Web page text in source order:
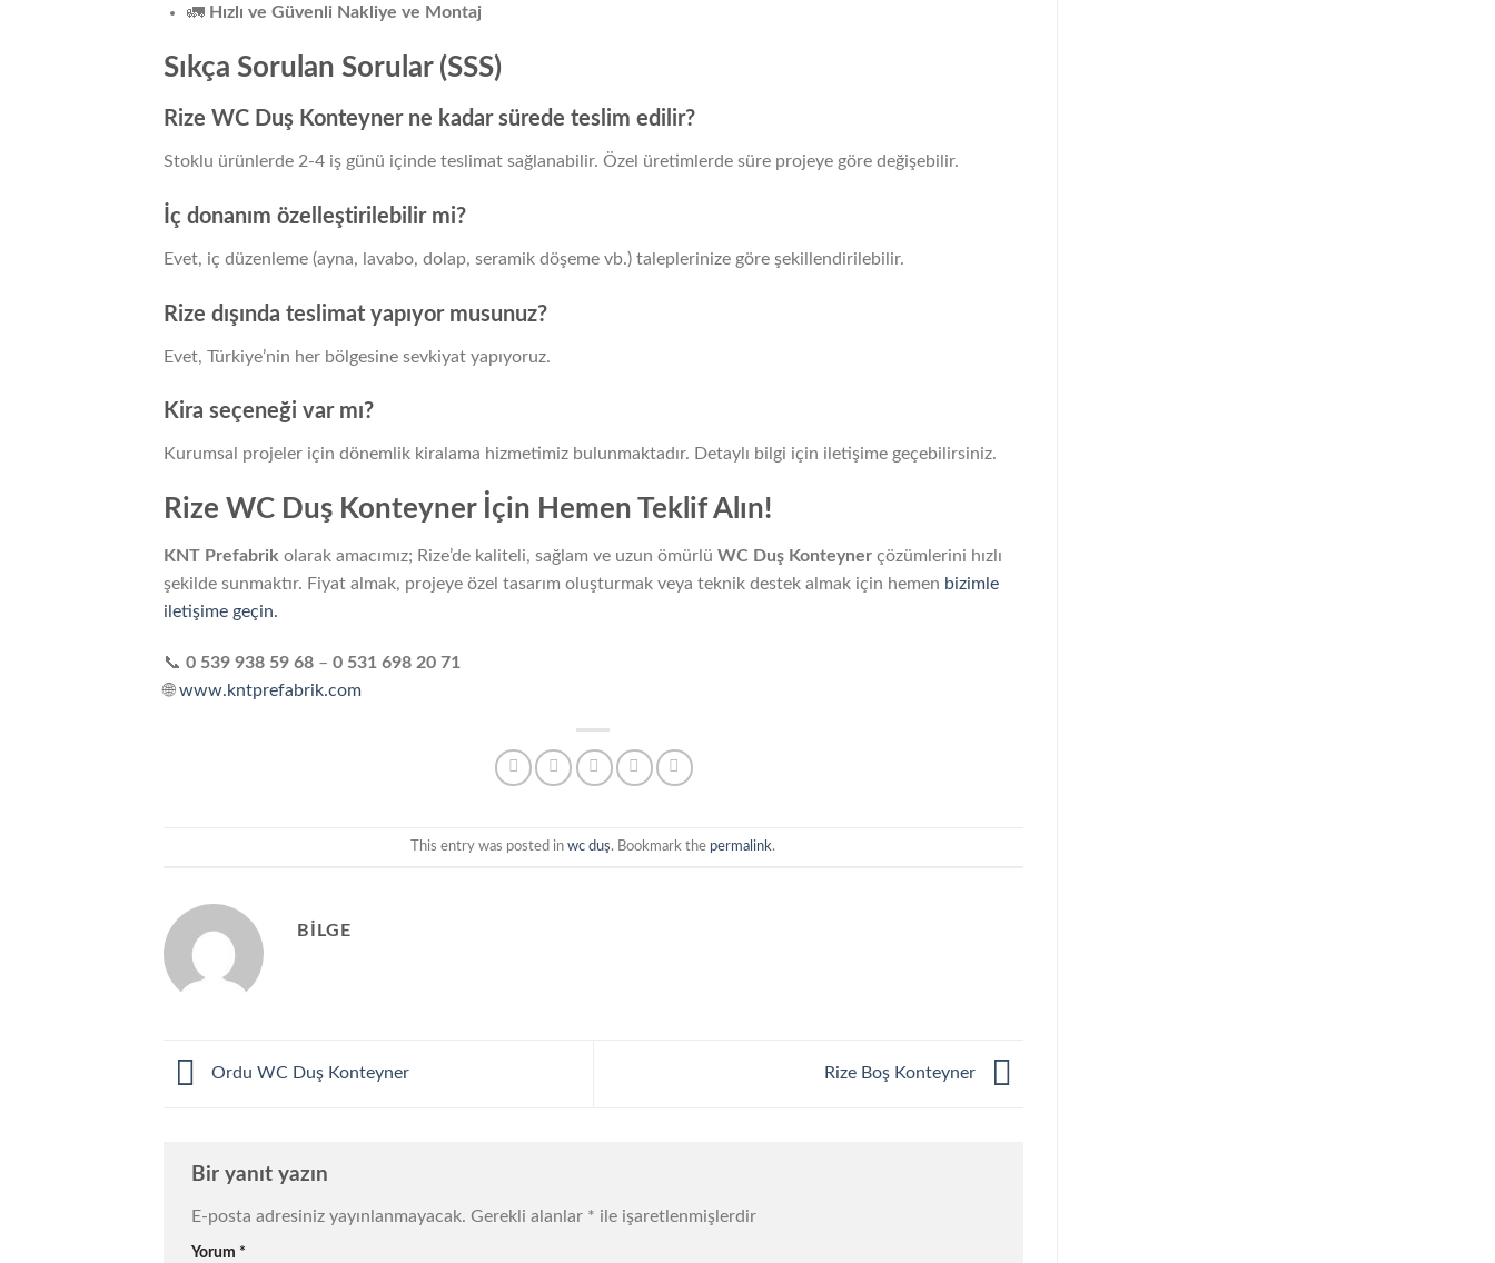
🚛 Hızlı ve Güvenli Nakliye ve Montaj
Sıkça Sorulan Sorular (SSS)
Rize WC Duş Konteyner ne kadar sürede teslim edilir?
Stoklu ürünlerde 2-4 iş günü içinde teslimat sağlanabilir. Özel üretimlerde süre projeye göre değişebilir.
İç donanım özelleştirilebilir mi?
Evet, iç düzenleme (ayna, lavabo, dolap, seramik döşeme vb.) taleplerinize göre şekillendirilebilir.
Rize dışında teslimat yapıyor musunuz?
Evet, Türkiye’nin her bölgesine sevkiyat yapıyoruz.
Kira seçeneği var mı?
Kurumsal projeler için dönemlik kiralama hizmetimiz bulunmaktadır. Detaylı bilgi için iletişime geçebilirsiniz.
Rize WC Duş Konteyner İçin Hemen Teklif Alın!
KNT Prefabrik olarak amacımız; Rize’de kaliteli, sağlam ve uzun ömürlü WC Duş Konteyner çözümlerini hızlı
şekilde sunmaktır. Fiyat almak, projeye özel tasarım oluşturmak veya teknik destek almak için hemen bizimle
iletişime geçin.
📞 0 539 938 59 68 – 0 531 698 20 71
🌐www.kntprefabrik.com
This entry was posted inwc duş. Bookmark the permalink.
BILGE
Ordu WC Duş Konteyner Rize Boş Konteyner
Bir yanıt yazın
E-posta adresiniz yayınlanmayacak. Gerekli alanlar * ile işaretlenmişlerdir
Yorum *